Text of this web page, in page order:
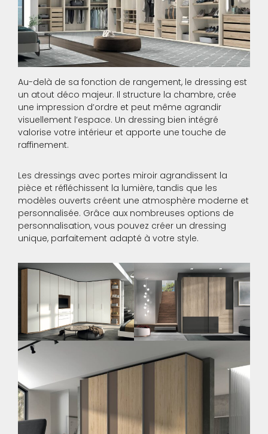
Au-delà de sa fonction de rangement, le dressing est
un atout déco majeur. Il structure la chambre, crée
une impression d’ordre et peut même agrandir
visuellement l’espace. Un dressing bien intégré
valorise votre intérieur et apporte une touche de
raffinement.
Les dressings avec portes miroir agrandissent la
pièce et réfléchissent la lumière, tandis que les
modèles ouverts créent une atmosphère moderne et
personnalisée. Grâce aux nombreuses options de
personnalisation, vous pouvez créer un dressing
unique, parfaitement adapté à votre style.